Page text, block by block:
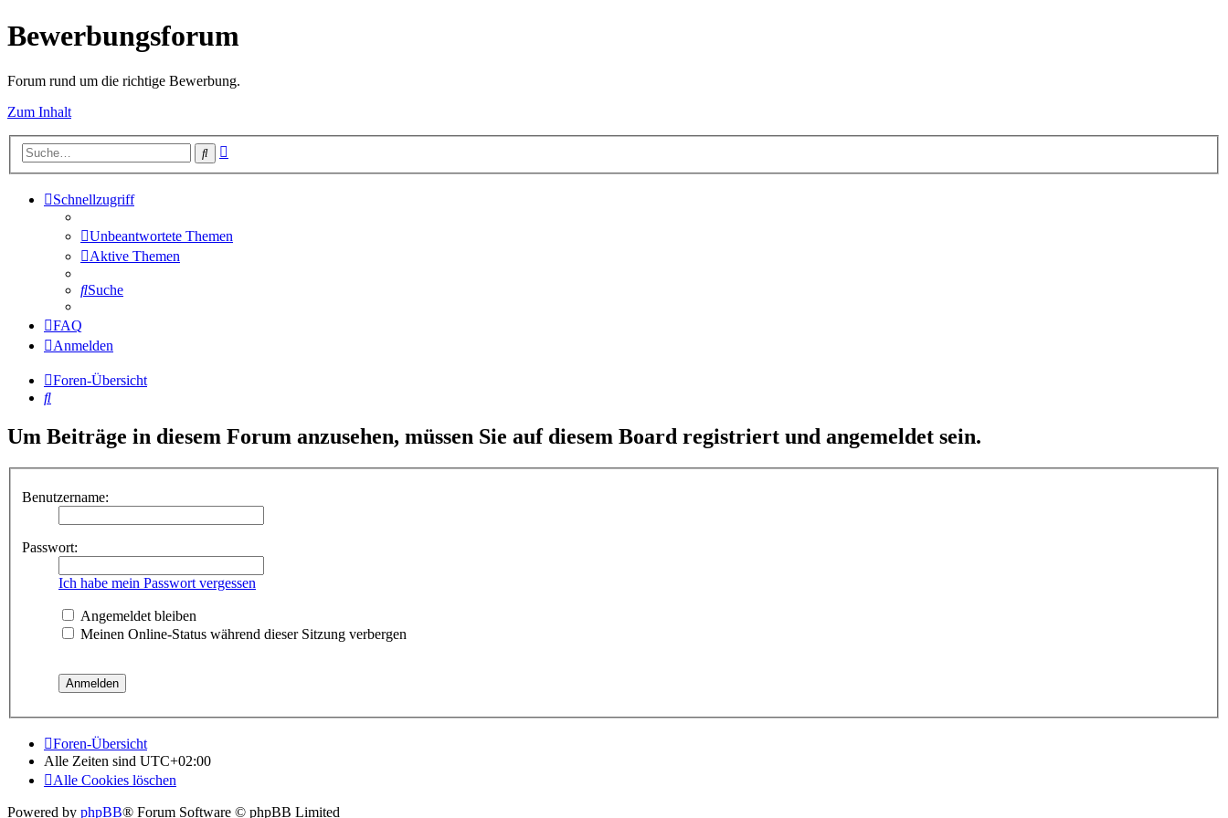
Bewerbungsforum
Forum rund um die richtige Bewerbung.
Zum Inhalt
Suche
Schnellzugriff
Unbeantwortete Themen
Aktive Themen
Suche
FAQ
Anmelden
Foren-Übersicht
Suche
Um Beiträge in diesem Forum anzusehen, müssen Sie auf diesem Board registriert und angemeldet sein.
Benutzername:
Passwort:
Ich habe mein Passwort vergessen
Angemeldet bleiben
Meinen Online-Status während dieser Sitzung verbergen
Foren-Übersicht
Alle Zeiten sind UTC+02:00
Alle Cookies löschen
Powered by phpBB® Forum Software © phpBB Limited